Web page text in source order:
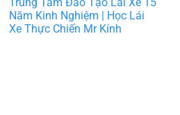
Năm Kinh Nghiệm | Học Lái
Xe Thực Chiến Mr Kính